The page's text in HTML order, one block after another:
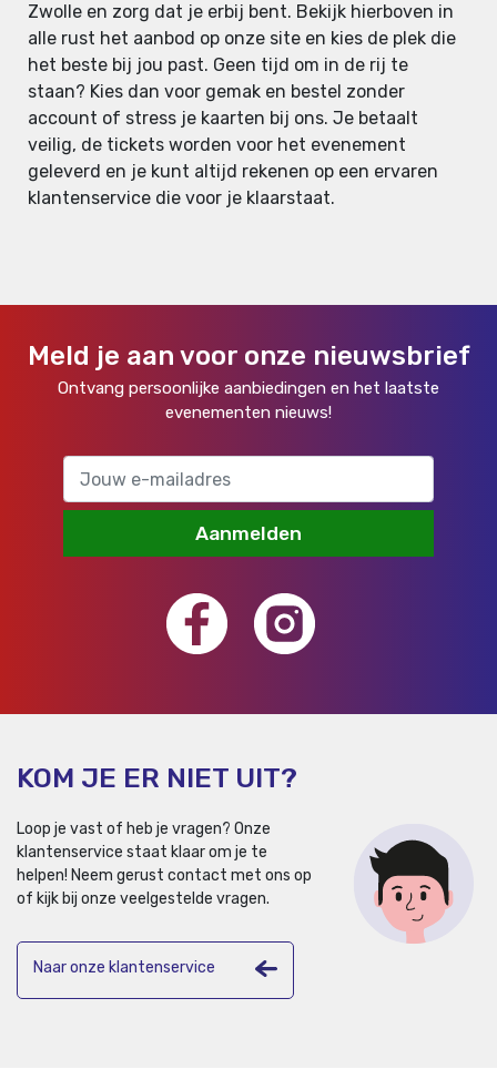
Zwolle en zorg dat je erbij bent. Bekijk hierboven in
alle rust het aanbod op onze site en kies de plek die
het beste bij jou past. Geen tijd om in de rij te
staan? Kies dan voor gemak en bestel zonder
account of stress je kaarten bij ons. Je betaalt
veilig, de tickets worden voor het evenement
geleverd en je kunt altijd rekenen op een ervaren
klantenservice die voor je klaarstaat.
Meld je aan voor onze nieuwsbrief
Ontvang persoonlijke aanbiedingen en het laatste
evenementen nieuws!
Aanmelden
KOM JE ER NIET UIT?
Loop je vast of heb je vragen? Onze
klantenservice staat klaar om je te
helpen! Neem gerust contact met ons op
of kijk bij onze veelgestelde vragen.
Naar onze klantenservice